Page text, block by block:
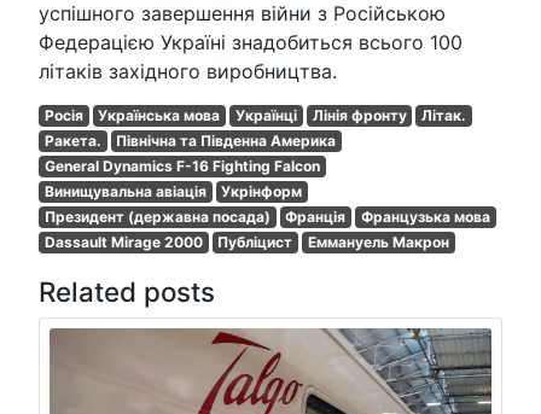
успішного завершення війни з Російською
Федерацією Україні знадобиться всього 100
літаків західного виробництва.
Росія Українська мова Українці Лінія фронту
Літак.
Ракета.
Північна та Південна Америка
General Dynamics F-16 Fighting Falcon
Винищувальна авіація
Укрінформ
Президент (державна посада)
Франція
Французька мова
Dassault Mirage 2000
Публіцист Еммануель Макрон
Related posts